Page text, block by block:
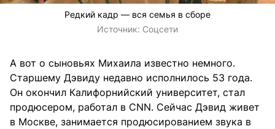
Редкий кадр — вся семья в сборе
Источник: Соцсети
А вот о сыновьях Михаила известно немного.
Старшему Дэвиду недавно исполнилось 53 года.
Он окончил Калифорнийский университет, стал
продюсером, работал в CNN. Сейчас Дэвид живет
в Москве, занимается продюсированием звука в